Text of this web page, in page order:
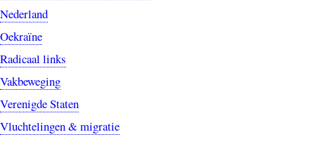
Nederland
Oekraïne
Radicaal links
Vakbeweging
Verenigde Staten
Vluchtelingen & migratie